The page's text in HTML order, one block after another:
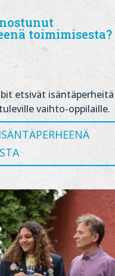
toimimisesta?
etsivät isäntäperheitä
vaihto-oppilaille.